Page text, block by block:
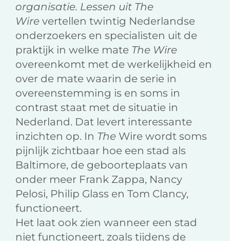
organisatie. Lessen uit The
Wire vertellen twintig Nederlandse
onderzoekers en specialisten uit de
praktijk in welke mate The Wire
overeenkomt met de werkelijkheid en
over de mate waarin de serie in
overeenstemming is en soms in
contrast staat met de situatie in
Nederland. Dat levert interessante
inzichten op. In The Wire wordt soms
pijnlijk zichtbaar hoe een stad als
Baltimore, de geboorteplaats van
onder meer Frank Zappa, Nancy
Pelosi, Philip Glass en Tom Clancy,
functioneert.
Het laat ook zien wanneer een stad
niet functioneert, zoals tijdens de